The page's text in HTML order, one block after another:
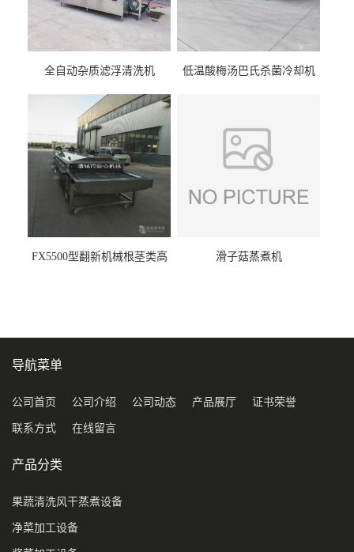
全自动杂质滤浮清洗机 低温酸梅汤巴氏杀菌冷却机
FX5500型翻新机械根茎类高
滑子菇蒸煮机
导航菜单
公司首页 公司介绍 公司动态 产品展厅 证书荣誉
联系方式 在线留言
产品分类
果蔬清洗风干蒸煮设备
净菜加工设备